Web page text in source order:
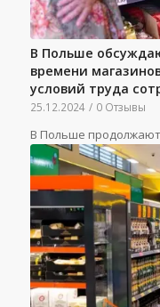
В Польше
времени
условий труда
25.12.2024 / 0 Отзывы
В Польше